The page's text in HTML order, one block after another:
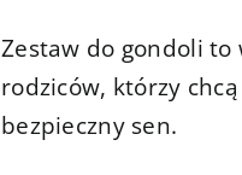
Zestaw do gondoli
rodziców, którzy
bezpieczny sen.